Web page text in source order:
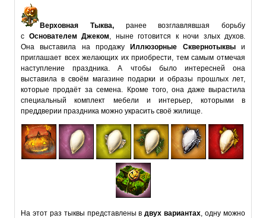
Верховная Тыква, ранее возглавлявшая борьбу
с Основателем Джеком, ныне готовится к ночи злых духов.
Она выставила на продажу
Иллюзорные Сквернотыквыи
приглашает всех желающих их приобрести, тем самым отмечая
наступление праздника. А чтобы было интересней она
выставила в своём магазине подарки и образы прошлых лет,
которые продаёт за семена. Кроме того, она даже вырастила
специальный комплект мебели и интерьер, которыми в
преддверии праздника можно украсить своё жилище.
На этот раз тыквы представлены вдвух вариантах, одну можно